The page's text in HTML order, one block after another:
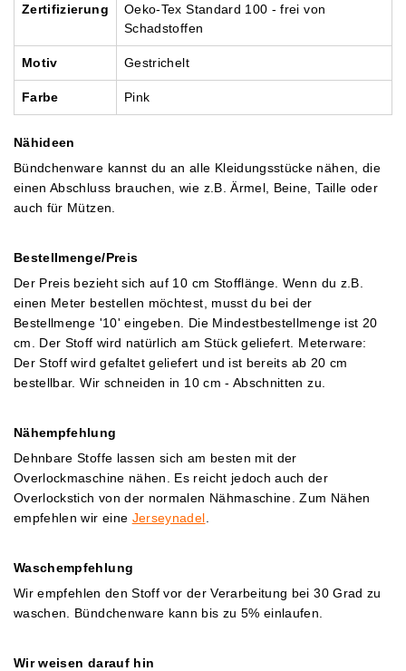
Zertifizierung
Oeko-Tex Standard 100 - frei von
Schadstoffen
Motiv Gestrichelt
Farbe Pink
Nähideen
Bündchenware kannst du an alle Kleidungsstücke nähen, die
einen Abschluss brauchen, wie z.B. Ärmel, Beine, Taille oder
auch für Mützen.
Bestellmenge/Preis
Der Preis bezieht sich auf 10 cm Stofflänge. Wenn du z.B.
einen Meter bestellen möchtest, musst du bei der
Bestellmenge '10' eingeben. Die Mindestbestellmenge ist 20
cm. Der Stoff wird natürlich am Stück geliefert. Meterware:
Der Stoff wird gefaltet geliefert und ist bereits ab 20 cm
bestellbar. Wir schneiden in 10 cm - Abschnitten zu.
Nähempfehlung
Dehnbare Stoffe lassen sich am besten mit der
Overlockmaschine nähen. Es reicht jedoch auch der
Overlockstich von der normalen Nähmaschine.Zum Nähen
empfehlen wir eine Jerseynadel
Waschempfehlung
Wir empfehlen den Stoff vor der Verarbeitung bei 30 Grad zu
waschen. Bündchenware kann bis zu 5% einlaufen.
Wir weisen darauf hin